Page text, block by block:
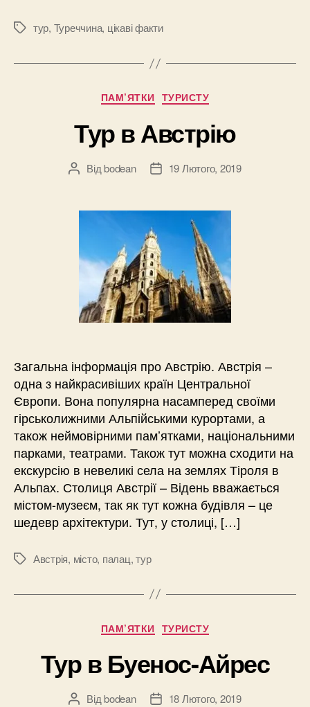
Позначки
тур, Туреччина, цікаві факти
Категорії
ПАМ’ЯТКИ ТУРИСТУ
Тур в Австрію
Автор
Відbodean
Дата19 Лютого, 2019
Загальна інформація про Австрію. Австрія –
одна з найкрасивіших країн Центральної
Європи. Вона популярна насамперед своїми
гірськолижними Альпійськими курортами, а
також неймовірними пам’ятками, національними
парками, театрами. Також тут можна сходити на
екскурсію в невеликі села на землях Тіроля в
Альпах. Столиця Австрії – Відень вважається
містом-музеєм, так як тут кожна будівля – це
шедевр архітектури. Тут, у столиці, […]
Позначки
Австрія, місто, палац,тур
Категорії
ПАМ’ЯТКИ ТУРИСТУ
Тур в Буенос-Айрес
Автор
Відbodean
Дата18 Лютого, 2019